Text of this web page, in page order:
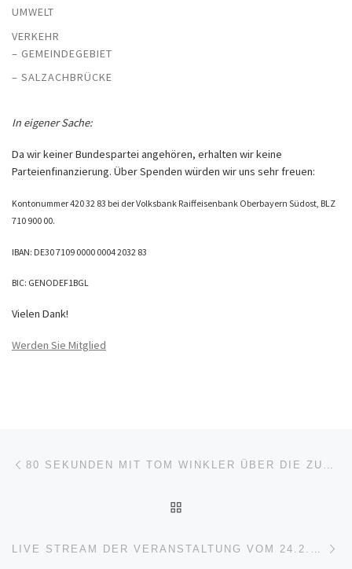
UMWELT
VERKEHR
– GEMEINDEGEBIET
– SALZACHBRÜCKE
In eigener Sache:
Da wir keiner Bundespartei angehören, erhalten wir keine
Parteienfinanzierung. Über Spenden würden wir uns sehr freuen:
Kontonummer 420 32 83 bei der Volksbank Raiffeisenbank Oberbayern Südost, BLZ
710 900 00.
IBAN: DE30 7109 0000 0004 2032 83
BIC: GENODEF1BGL
Vielen Dank!
Werden Sie Mitglied
Beitragsnavigation